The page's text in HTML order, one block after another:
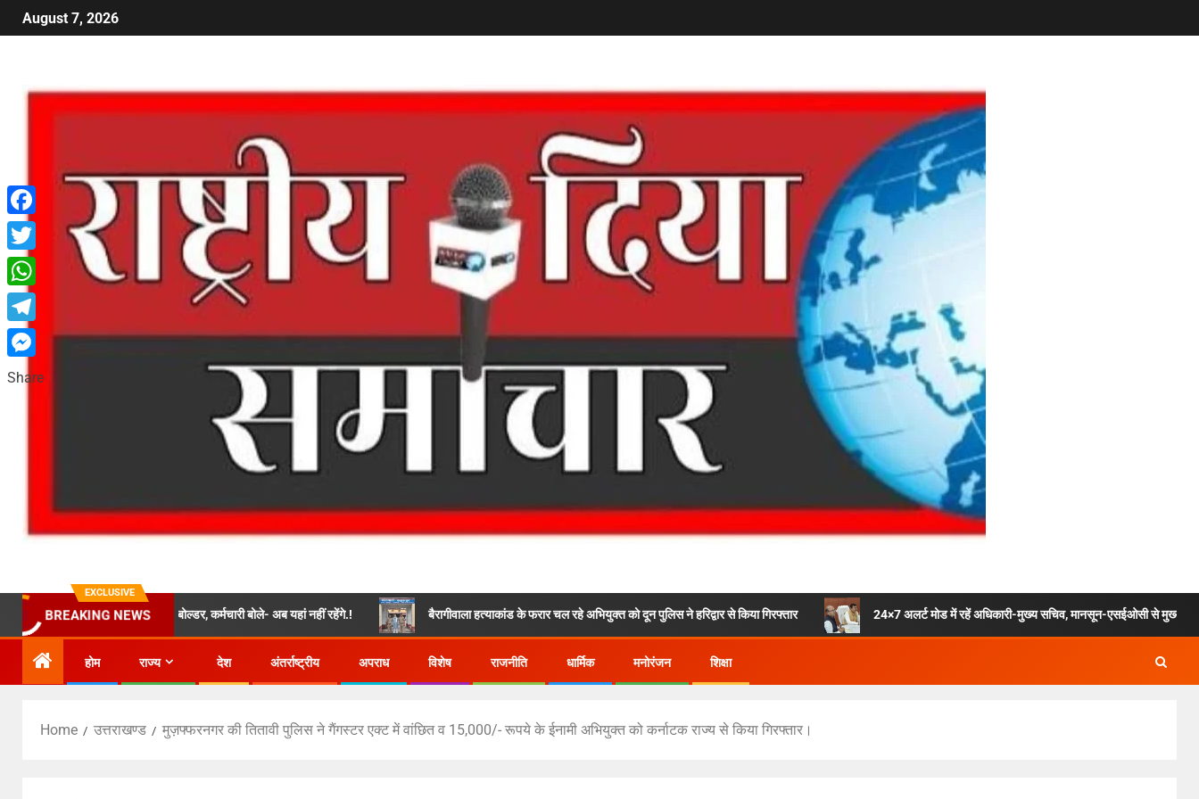
August 7, 2026
EXCLUSIVE
BREAKING NEWS
परिसर में घुसा विशाल बोल्डर, कर्मचारी बोले- अब यहां नहीं रहेंगे.! बैरागीवाला हत्याकांड के फरार चल रहे अभियुक्त को दून पुलिस ने हरिद्वार से किया गिरफ्तार 24×7 अलर्ट मोड में रहें अधिकारी-मुख्य सचिव, मानसून-एसईओसी से मुख्य सचिव ने की विस्तृत
होम राज्य देश अंतर्राष्ट्रीय अपराध विशेष राजनीति धार्मिक मनोरंजन शिक्षा
Home उत्तराखण्ड मुज़फ्फरनगर की तितावी पुलिस ने गैंगस्टर एक्ट में वांछित व 15,000/- रूपये के ईनामी अभियुक्त को कर्नाटक राज्य से किया गिरफ्तार।
Facebook
Twitter
WhatsApp
Telegram
Messenger
Share